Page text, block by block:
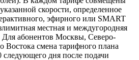
скорости, определенное
эфирного или SMART
местная и междугородняя
Для абонентов Москвы, Северо-
Востока смена тарифного плана
следующего дня после подачи